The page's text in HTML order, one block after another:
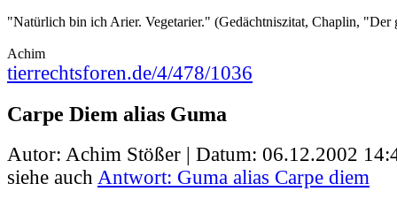
"Natürlich bin ich Arier. Vegetarier." (Gedächtniszitat, Chaplin, "Der
Achim
tierrechtsforen.de/4/478/1036
Carpe Diem alias Guma
Autor: Achim Stößer | Datum: 06.12.2002
siehe auch Antwort: Guma alias Carpe diem